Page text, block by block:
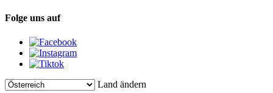
Folge uns auf
Land ändern